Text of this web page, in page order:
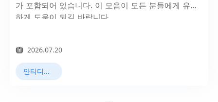
가 포함되어 있습니다. 이 모음이 모든 분들에게 유용
하게 도움이 되길 바랍니다.
2026.07.20
안티디텍트 브라우저